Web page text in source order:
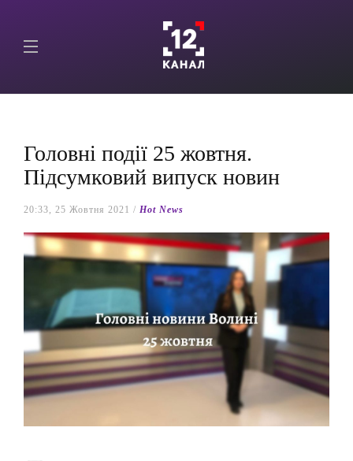
Головні події 25 жовтня.
Підсумковий випуск новин
20:33, 25 Жовтня 2021 / Hot News